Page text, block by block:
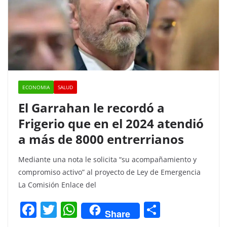
ECONOMIA SALUD
El Garrahan le recordó a
Frigerio que en el 2024 atendió
a más de 8000 entrerrianos
Mediante una nota le solicita “su acompañamiento y
compromiso activo” al proyecto de Ley de Emergencia
La Comisión Enlace del
F T W Share